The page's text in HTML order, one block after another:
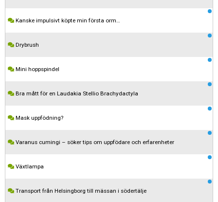
Kanske impulsivt köpte min första orm…
Drybrush
Mini hoppspindel
Bra mått för en Laudakia Stellio Brachydactyla
Mask uppfödning?
Varanus cumingi – söker tips om uppfödare och erfarenheter
Växtlampa
Transport från Helsingborg till mässan i södertälje